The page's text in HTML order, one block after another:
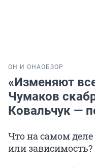
ОН И ОНАОБЗОР
«Изменяют
Чумаков
Ковальчук —
Что на самом
или зависимость?